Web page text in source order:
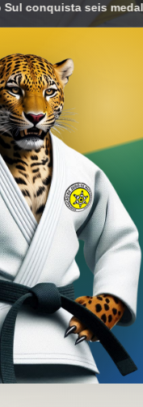
o 4º lugar geral no